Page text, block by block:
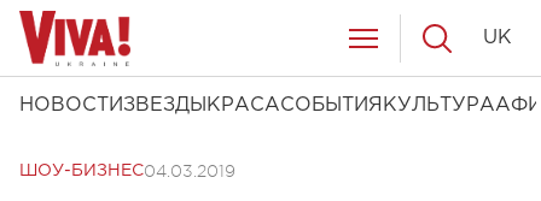
НОВОСТИ ЗВЕЗДЫ КРАСАСОБЫТИЯ КУЛЬТУРА
UK
ШОУ-БИЗНЕС04.03.2019